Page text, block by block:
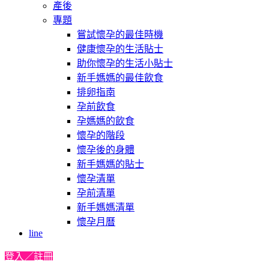
產後
專題
嘗試懷孕的最佳時機
健康懷孕的生活貼士
助你懷孕的生活小貼士
新手媽媽的最佳飲食
排卵指南
孕前飲食
孕媽媽的飲食
懷孕的階段
懷孕後的身體
新手媽媽的貼士
懷孕清單
孕前清單
新手媽媽清單
懷孕月曆
line
登入／註冊